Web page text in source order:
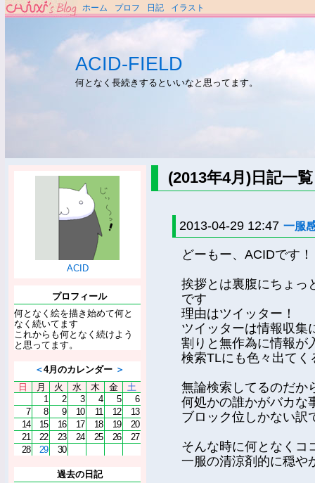
ホーム プロフ 日記 イラスト
ACID-FIELD
何となく長続きするといいなと思ってます。
ACID
プロフィール
何となく絵を描き始めて何と
なく続いてます
これからも何となく続けよう
と思ってます。
＜4月のカレンダー ＞
日
月 火 水 木 金
土
1
2 3 4 5
6
7
8 9 10 11 12
13
14
15 16 17 18 19
20
21
22 23 24 25 26
27
28
29 30
過去の日記
(2013年4月)日記一覧
2013-04-29 12:47 一服
どーもー、ACIDです！
挨拶とは裏腹にちょっ
です
理由はツイッター！
ツイッターは情報収集
割りと無作為に情報が
検索TLにも色々出てく
無論検索してるのだか
何処かの誰かがバカな
ブロック位しかない訳
そんな時に何となくコ
一服の清涼剤的に穏や